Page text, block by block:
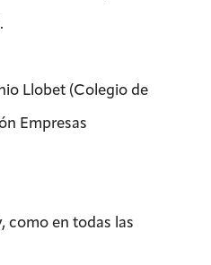
Llobet (Colegio de
Empresas
como en todas las